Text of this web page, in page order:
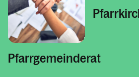
Pfarrgemeinderat